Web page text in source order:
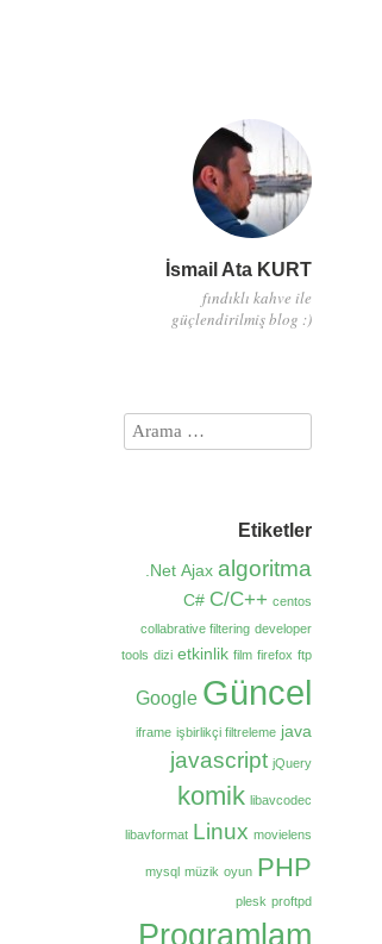
İsmail Ata KURT
fındıklı kahve ile
güçlendirilmiş blog :)
Etiketler
.Net Ajax algoritma
C# C/C++ centos
collabrative filtering developer
tools dizi etkinlik film firefox ftp
Google Güncel
iframe işbirlikçi filtreleme java
javascript jQuery
komik libavcodec
libavformat Linux movielens
mysql müzik oyun PHP
plesk proftpd
Programlam